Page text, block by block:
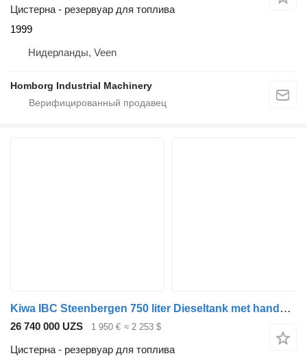
Цистерна - резервуар для топлива
1999
Нидерланды, Veen
Homborg Industrial Machinery
Kiwa IBC Steenbergen 750 liter Dieseltank met handpomp
26 740 000 UZS 1 950 € ≈ 2 253 $
Цистерна - резервуар для топлива